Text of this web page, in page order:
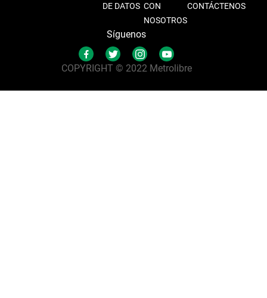
DE DATOS CON
NOSOTROS
CONTÁCTENOS
Síguenos
COPYRIGHT © 2022 Metrolibre